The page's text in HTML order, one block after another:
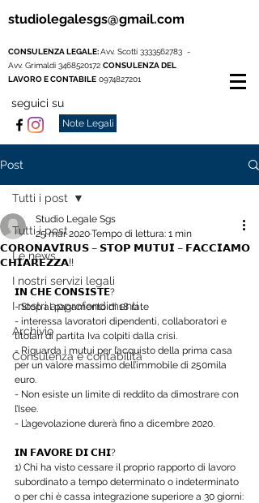
studiolegalesgs@gmail.com
CONSULENZA LEGALE:Avv. Scotti 3333562783 -
Avv. Grimaldi 3468520172 CONSULENZA DEL
LAVORO E CONTABILE 0974827201
seguici su
Note Legali
Post
Tutti i post
Le news
I nostri servizi legali
I nostri approfondimenti
Archivio
Consulenza e contabilità
Tutti i post
𝗖𝗢𝗥𝗢𝗡𝗔𝗩𝗜𝗥𝗨𝗦 – 𝗦𝗧𝗢𝗣 𝗠𝗨𝗧𝗨𝗜 – 𝗙𝗔𝗖𝗖𝗜𝗔𝗠𝗢
𝗖𝗛𝗜𝗔𝗥𝗘𝗭𝗭𝗔!!
Studio Legale Sgs
25 mar 2020Tempo di lettura: 1 min
𝗜𝗡 𝗖𝗛𝗘 𝗖𝗢𝗡𝗦𝗜𝗦𝗧𝗘?
- Stop al pagamento di 18 rate
- interessa lavoratori dipendenti, collaboratori e
titolari di partita Iva colpiti dalla crisi.
- Riguarda i mutui per l’acquisto della prima casa
per un valore massimo dell’immobile di 250mila
euro.
- Non esiste un limite di reddito da dimostrare con
l’Isee.
- L’agevolazione durerà fino a dicembre 2020.
𝗜𝗡 𝗙𝗔𝗩𝗢𝗥𝗘 𝗗𝗜 𝗖𝗛𝗜?
1) Chi ha visto cessare il proprio rapporto di lavoro
subordinato a tempo determinato o indeterminato
o per chi è cassa integrazione superiore a 30 giorni: